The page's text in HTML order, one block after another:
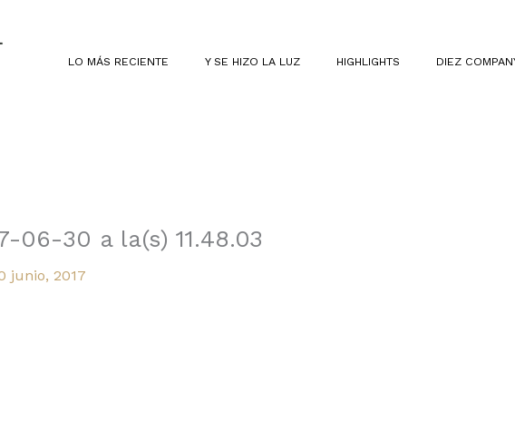
LO MÁS RECIENTE Y SE HIZO LA LUZ HIGHLIGHTS DIEZ
06-30 a la(s) 11.48.03
junio, 2017